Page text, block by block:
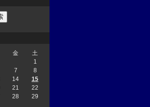
金
土
1
7
8
14
15
21
22
28 29